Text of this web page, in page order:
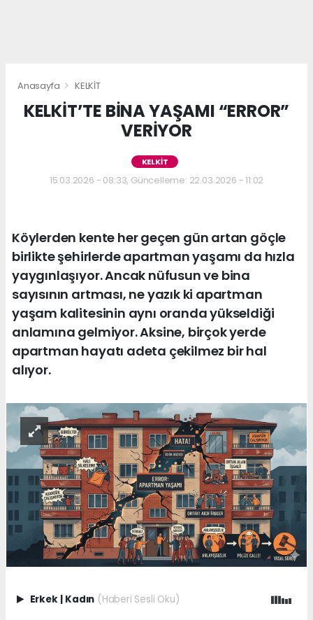
Anasayfa KELKİT
KELKİT’TE BİNA YAŞAMI “ERROR”
VERİYOR
KELKİT
15.03.2026 - 08:33, Güncelleme: 22.03.2026 - 11:02
Köylerden kente her geçen gün artan göçle
birlikte şehirlerde apartman yaşamı da hızla
yaygınlaşıyor. Ancak nüfusun ve bina
sayısının artması, ne yazık ki apartman
yaşam kalitesinin aynı oranda yükseldiği
anlamına gelmiyor. Aksine, birçok yerde
apartman hayatı adeta çekilmez bir hal
alıyor.
Erkek Kadın (Haberi Sesli Oku)